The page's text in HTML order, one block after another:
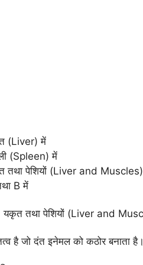
(Liver) में
(Spleen) में
तथा पेशियों (Liver and
B में
यकृत तथा पेशियों (Liver and
है जो दंत इनेमल को कठोर बनाता है।